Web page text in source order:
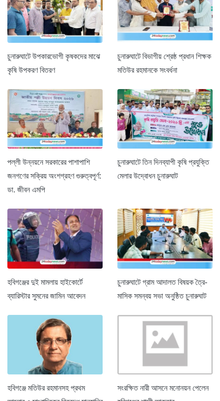
চুনারুঘাটে উপকারভোগী কৃষকদের মাঝে
কৃষি উপকরণ বিতরণ
চুনারুঘাটে বিভাগীয় শ্রেষ্ঠ প্রধান শিক্ষক
মতিউর রহমানকে সংবর্ধনা
পল্লী উন্নয়নে সরকারের পাশাপাশি
জনগণের সক্রিয় অংশগ্রহণ গুরুত্বপূর্ণ:
ডা. জীবন এমপি
চুনারুঘাটে তিন দিনব্যাপী কৃষি প্রযুক্তি
মেলার উদ্বোধন চুনারুঘাট
হবিগঞ্জের দুই মামলায় হাইকোর্টে
ব্যারিস্টার সুমনের জামিন আবেদন
চুনারুঘাটে গ্রাম আদালত বিষয়ক ত্রৈ-
মাসিক সমন্বয় সভা অনুষ্ঠিত চুনারুঘাট
হবিগঞ্জে মতিউর রহমানসহ প্রথম
সংরক্ষিত নারী আসনে মনোনয়ন পেলেন